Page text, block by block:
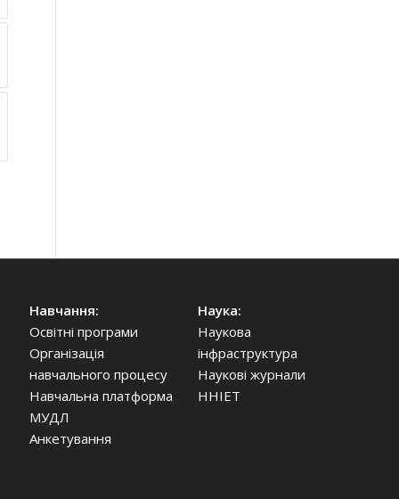
Навчання:
Освітні програми
Організація
навчального процесу
Навчальна платформа
МУДЛ
Анкетування
Наука:
Наукова
інфраструктура
Наукові журнали
ННІЕТ